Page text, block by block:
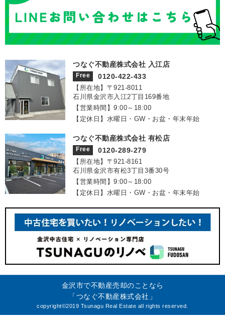
つなぐ不動産株式会社 入江店
Free 0120-422-433
【所在地】〒921‐8011
石川県金沢市入江2丁目169番地
【営業時間】9:00～18:00
【定休日】水曜日・GW・お盆・年末年始
つなぐ不動産株式会社 有松店
Free 0120-289-279
【所在地】〒921‐8161
石川県金沢市有松3丁目3番30号
【営業時間】9:00～18:00
【定休日】水曜日・GW・お盆・年末年始
金沢市で不動産売却のことなら
「つなぐ不動産株式会社」
copyright©2019 Tsunagu Real Estate all rights reserved.